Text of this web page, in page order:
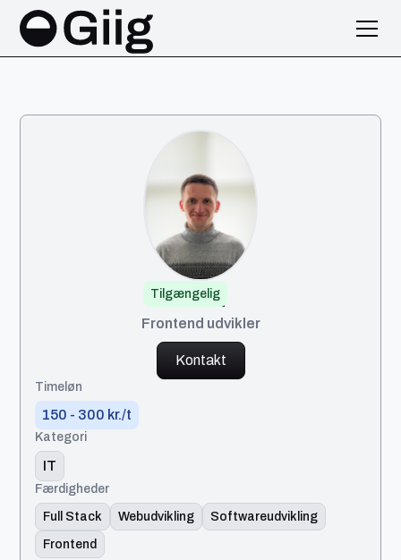
Tilgængelig
Serhii
Frontend udvikler
Kontakt
Timeløn
150 - 300 kr./t
Kategori
IT
Færdigheder
Full Stack
Webudvikling
Softwareudvikling
Frontend